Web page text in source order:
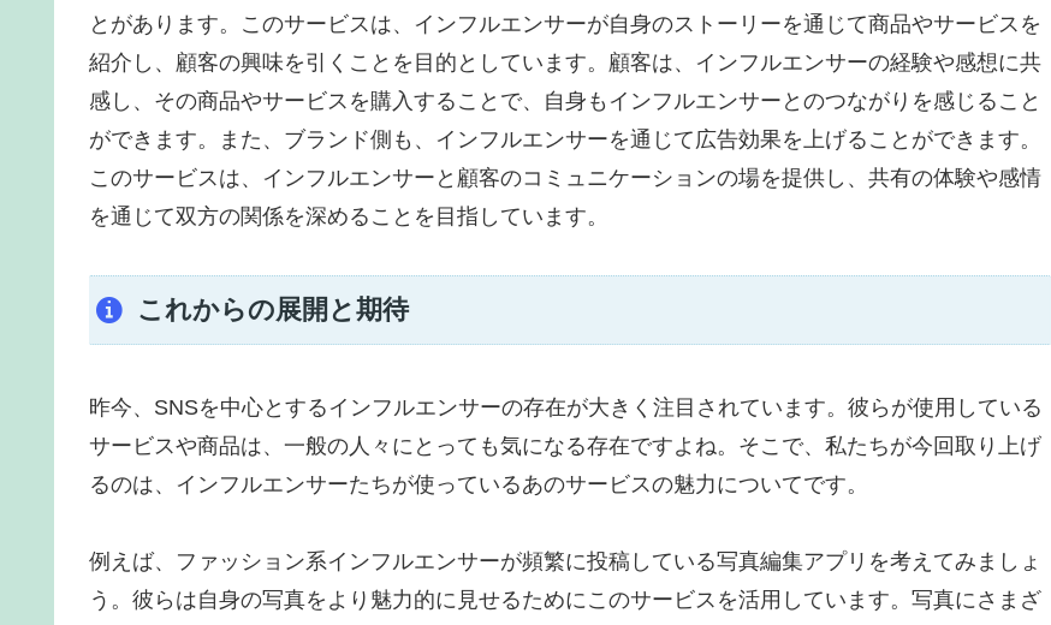
とがあります。このサービスは、インフルエンサーが自身のストーリーを通じて商品やサービスを
紹介し、顧客の興味を引くことを目的としています。顧客は、インフルエンサーの経験や感想に共
感し、その商品やサービスを購入することで、自身もインフルエンサーとのつながりを感じること
ができます。また、ブランド側も、インフルエンサーを通じて広告効果を上げることができます。
このサービスは、インフルエンサーと顧客のコミュニケーションの場を提供し、共有の体験や感情
を通じて双方の関係を深めることを目指しています。
これからの展開と期待
昨今、SNSを中心とするインフルエンサーの存在が大きく注目されています。彼らが使用している
サービスや商品は、一般の人々にとっても気になる存在ですよね。そこで、私たちが今回取り上げ
るのは、インフルエンサーたちが使っているあのサービスの魅力についてです。
例えば、ファッション系インフルエンサーが頻繁に投稿している写真編集アプリを考えてみましょ
う。彼らは自身の写真をより魅力的に見せるためにこのサービスを活用しています。写真にさまざ